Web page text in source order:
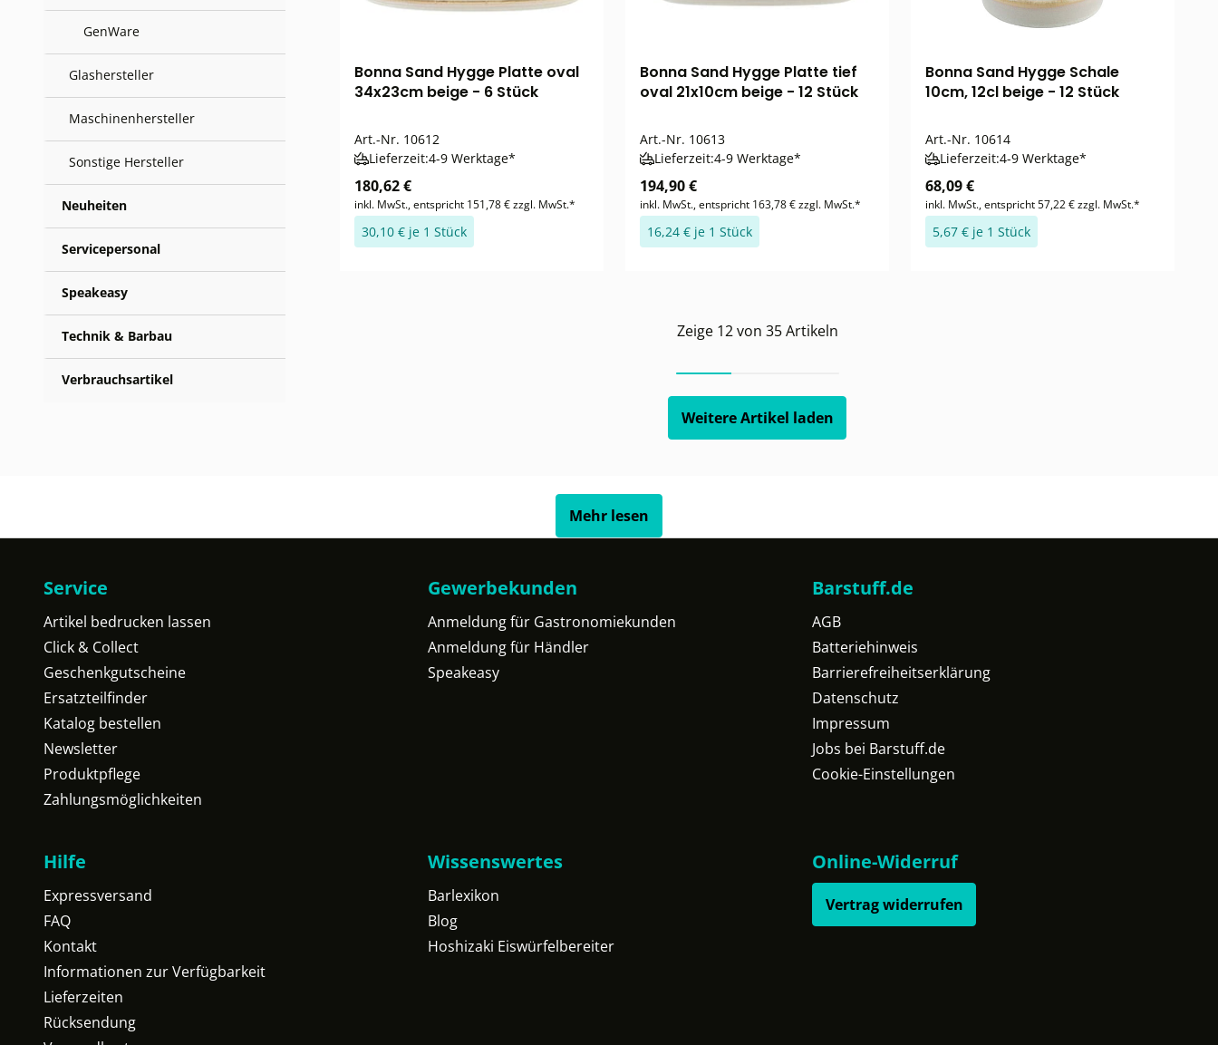
GenWare
Glashersteller
Maschinenhersteller
Sonstige Hersteller
Neuheiten
Servicepersonal
Speakeasy
Technik & Barbau
Verbrauchsartikel
Bonna Sand Hygge Platte oval
34x23cm beige - 6 Stück
Art.-Nr. 10612
Lieferzeit:4-9 Werktage*
180,62 €
inkl. MwSt., entspricht 151,78 € zzgl. MwSt.*
30,10 € je 1 Stück
Bonna Sand Hygge Platte tief
oval 21x10cm beige - 12 Stück
Art.-Nr. 10613
Lieferzeit:4-9 Werktage*
194,90 €
inkl. MwSt., entspricht 163,78 € zzgl. MwSt.*
16,24 € je 1 Stück
Bonna Sand Hygge Schale
10cm, 12cl beige - 12 Stück
Art.-Nr. 10614
Lieferzeit:4-9 Werktage*
68,09 €
inkl. MwSt., entspricht 57,22 € zzgl. MwSt.*
5,67 € je 1 Stück
Zeige 12von 35Artikeln
Weitere Artikel laden
Mehr lesen
Service
Artikel bedrucken lassen
Click & Collect
Geschenkgutscheine
Ersatzteilfinder
Katalog bestellen
Newsletter
Produktpflege
Zahlungsmöglichkeiten
Gewerbekunden
Anmeldung für Gastronomiekunden
Anmeldung für Händler
Speakeasy
Barstuff.de
AGB
Batteriehinweis
Barrierefreiheitserklärung
Datenschutz
Impressum
Jobs bei Barstuff.de
Cookie-Einstellungen
Hilfe
Expressversand
FAQ
Kontakt
Informationen zur Verfügbarkeit
Lieferzeiten
Rücksendung
Wissenswertes
Barlexikon
Blog
Hoshizaki Eiswürfelbereiter
Online-Widerruf
Vertrag widerrufen